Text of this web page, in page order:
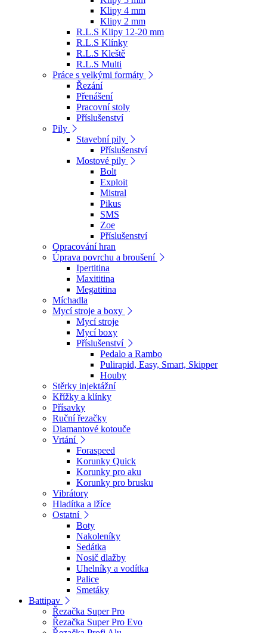
Klipy 4 mm
Klipy 2 mm
R.L.S Klipy 12-20 mm
R.L.S Klínky
R.L.S Kleště
R.L.S Multi
Práce s velkými formáty
Řezání
Přenášení
Pracovní stoly
Příslušenství
Pily
Stavební pily
Příslušenství
Mostové pily
Bolt
Exploit
Mistral
Pikus
SMS
Zoe
Příslušenství
Opracování hran
Úprava povrchu a broušení
Ipertitina
Maxititina
Megatitina
Míchadla
Mycí stroje a boxy
Mycí stroje
Mycí boxy
Příslušenství
Pedalo a Rambo
Pulirapid, Easy, Smart, Skipper
Houby
Stěrky injektážní
Křížky a klínky
Přísavky
Ruční řezačky
Diamantové kotouče
Vrtání
Foraspeed
Korunky Quick
Korunky pro aku
Korunky pro brusku
Vibrátory
Hladítka a lžíce
Ostatní
Boty
Nakoleníky
Sedátka
Nosič dlažby
Uhelníky a vodítka
Palice
Smetáky
Battipav
Řezačka Super Pro
Řezačka Super Pro Evo